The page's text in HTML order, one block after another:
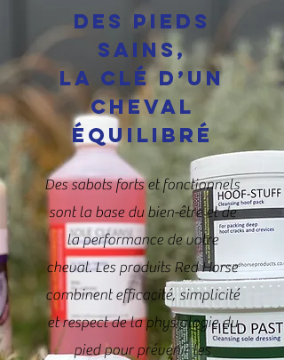
Des pieds
sains,
la clé d’un
cheval
équilibré
Des sabots forts et fonctionnels
sont la base du bien-être et de
la performance de votre
cheval. Les produits Red Horse
combinent efficacité, simplicité
et respect de la physiologie du
pied pour prévenir les